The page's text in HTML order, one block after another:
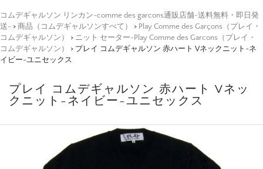
コムデギャルソン リンカン-comme des garcons通販店舗-送料無料・即日発
送- > 商品（コムデギャルソンすべて） > Play Comme des Garçons（プレイ・
コムデギャルソン）
> ニット セーター-Play Comme des Garcons（プレイ・
コムデギャルソン）
> プレイ コムデギャルソン 赤ハート Vネックニット-ネ
イビー-ユニセックス
プレイ コムデギャルソン 赤ハート Vネッ
クニット-ネイビー-ユニセックス